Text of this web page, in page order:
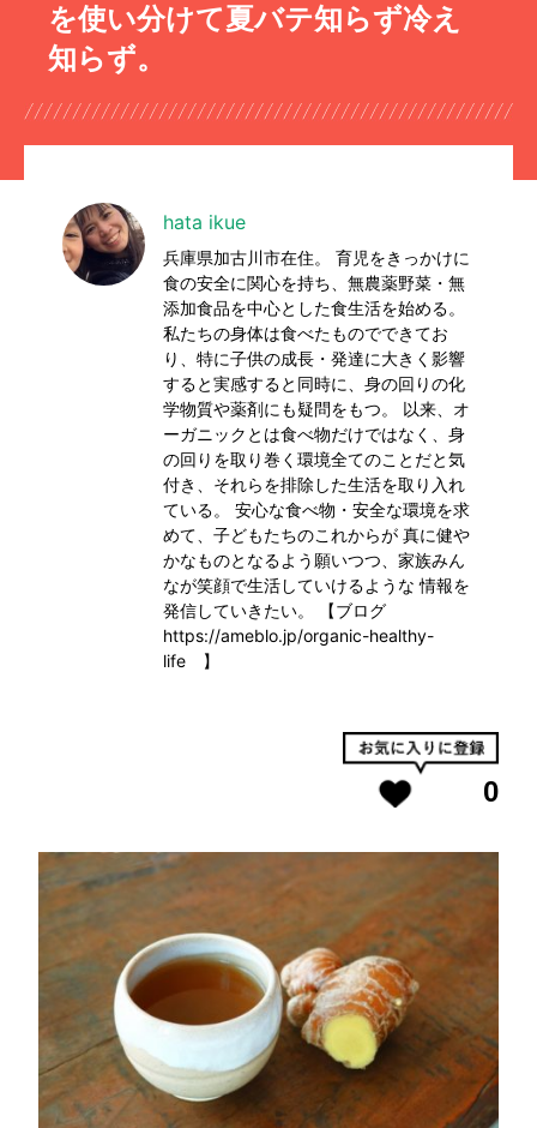
を使い分けて夏バテ知らず冷え
知らず。
hata ikue
兵庫県加古川市在住。 育児をきっかけに
食の安全に関心を持ち、無農薬野菜・無
添加食品を中心とした食生活を始める。
私たちの身体は食べたものでできてお
り、特に子供の成長・発達に大きく影響
すると実感すると同時に、身の回りの化
学物質や薬剤にも疑問をもつ。 以来、オ
ーガニックとは食べ物だけではなく、身
の回りを取り巻く環境全てのことだと気
付き、それらを排除した生活を取り入れ
ている。 安心な食べ物・安全な環境を求
めて、子どもたちのこれからが 真に健や
かなものとなるよう願いつつ、家族みん
なが笑顔で生活していけるような 情報を
発信していきたい。 【ブログ
https://ameblo.jp/organic-healthy-
life 】
0